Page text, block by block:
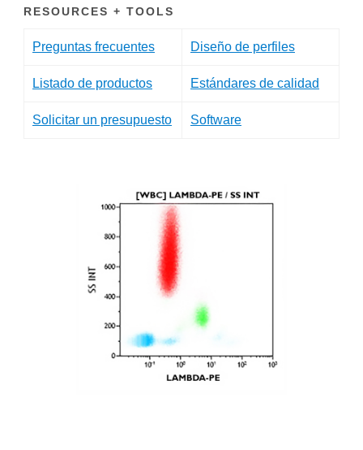
RESOURCES + TOOLS
Preguntas frecuentes Diseño de perfiles
Listado de productos Estándares de calidad
Solicitar un presupuesto Software